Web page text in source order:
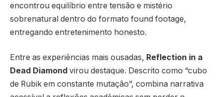
encontrou equilíbrio entre tensão e mistério
sobrenatural dentro do formato found footage,
entregando entretenimento honesto.
Entre as experiências mais ousadas, Reflection in a
Dead Diamond virou destaque. Descrito como “cubo
de Rubik em constante mutação”, combina narrativa